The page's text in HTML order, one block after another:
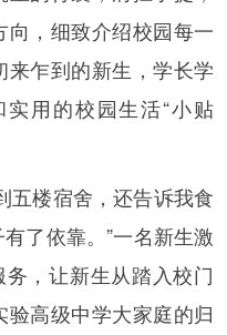
，细致介绍校园每一
乍到的新生，学长学
用的校园生活“小贴
五楼宿舍，还告诉我食
了依靠。”一名新生激
，让新生从踏入校门
高级中学大家庭的归